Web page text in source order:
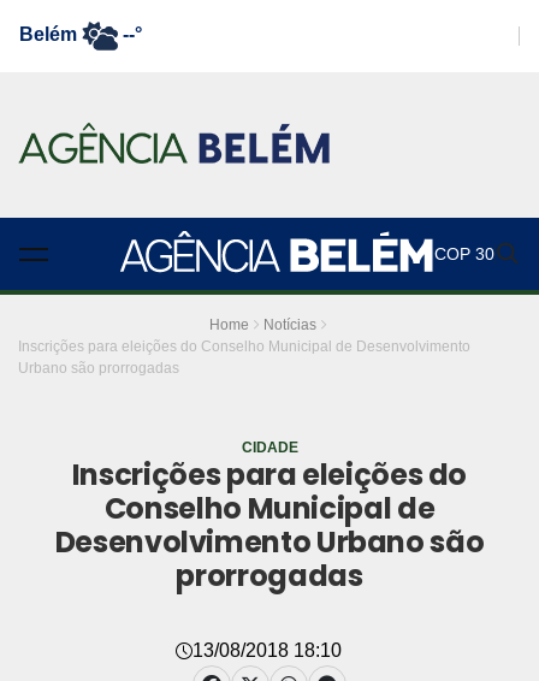
Belém --°
COP 30
Home
Notícias
Inscrições para eleições do Conselho Municipal de Desenvolvimento
Urbano são prorrogadas
CIDADE
Inscrições para eleições do
Conselho Municipal de
Desenvolvimento Urbano são
prorrogadas
13/08/2018 18:10